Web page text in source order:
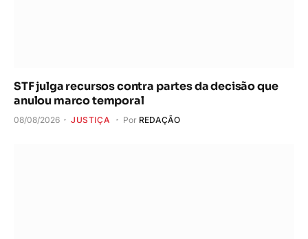
STF julga recursos contra partes da decisão que
anulou marco temporal
08/08/2026 JUSTIÇA Por REDAÇÃO